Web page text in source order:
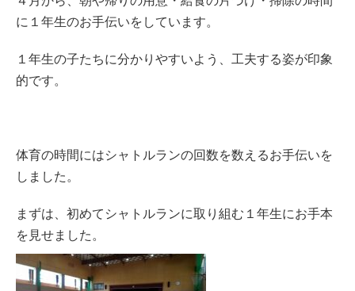
に１年生のお手伝いをしています。
１年生の子たちに分かりやすいよう、工夫する姿が印象
的です。
体育の時間にはシャトルランの回数を数えるお手伝いを
しました。
まずは、初めてシャトルランに取り組む１年生にお手本
を見せました。